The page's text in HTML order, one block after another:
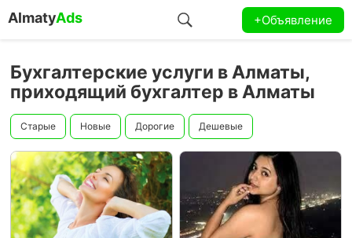
AlmatyAds +Объявление
Бухгалтерские услуги в Алматы,
приходящий бухгалтер в Алматы
Старые Новые Дорогие Дешевые